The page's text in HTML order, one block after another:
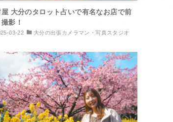
大分のタロット占いで有名なお店で前
影！
03-22 大分の出張カメラマン・写真スタジオ